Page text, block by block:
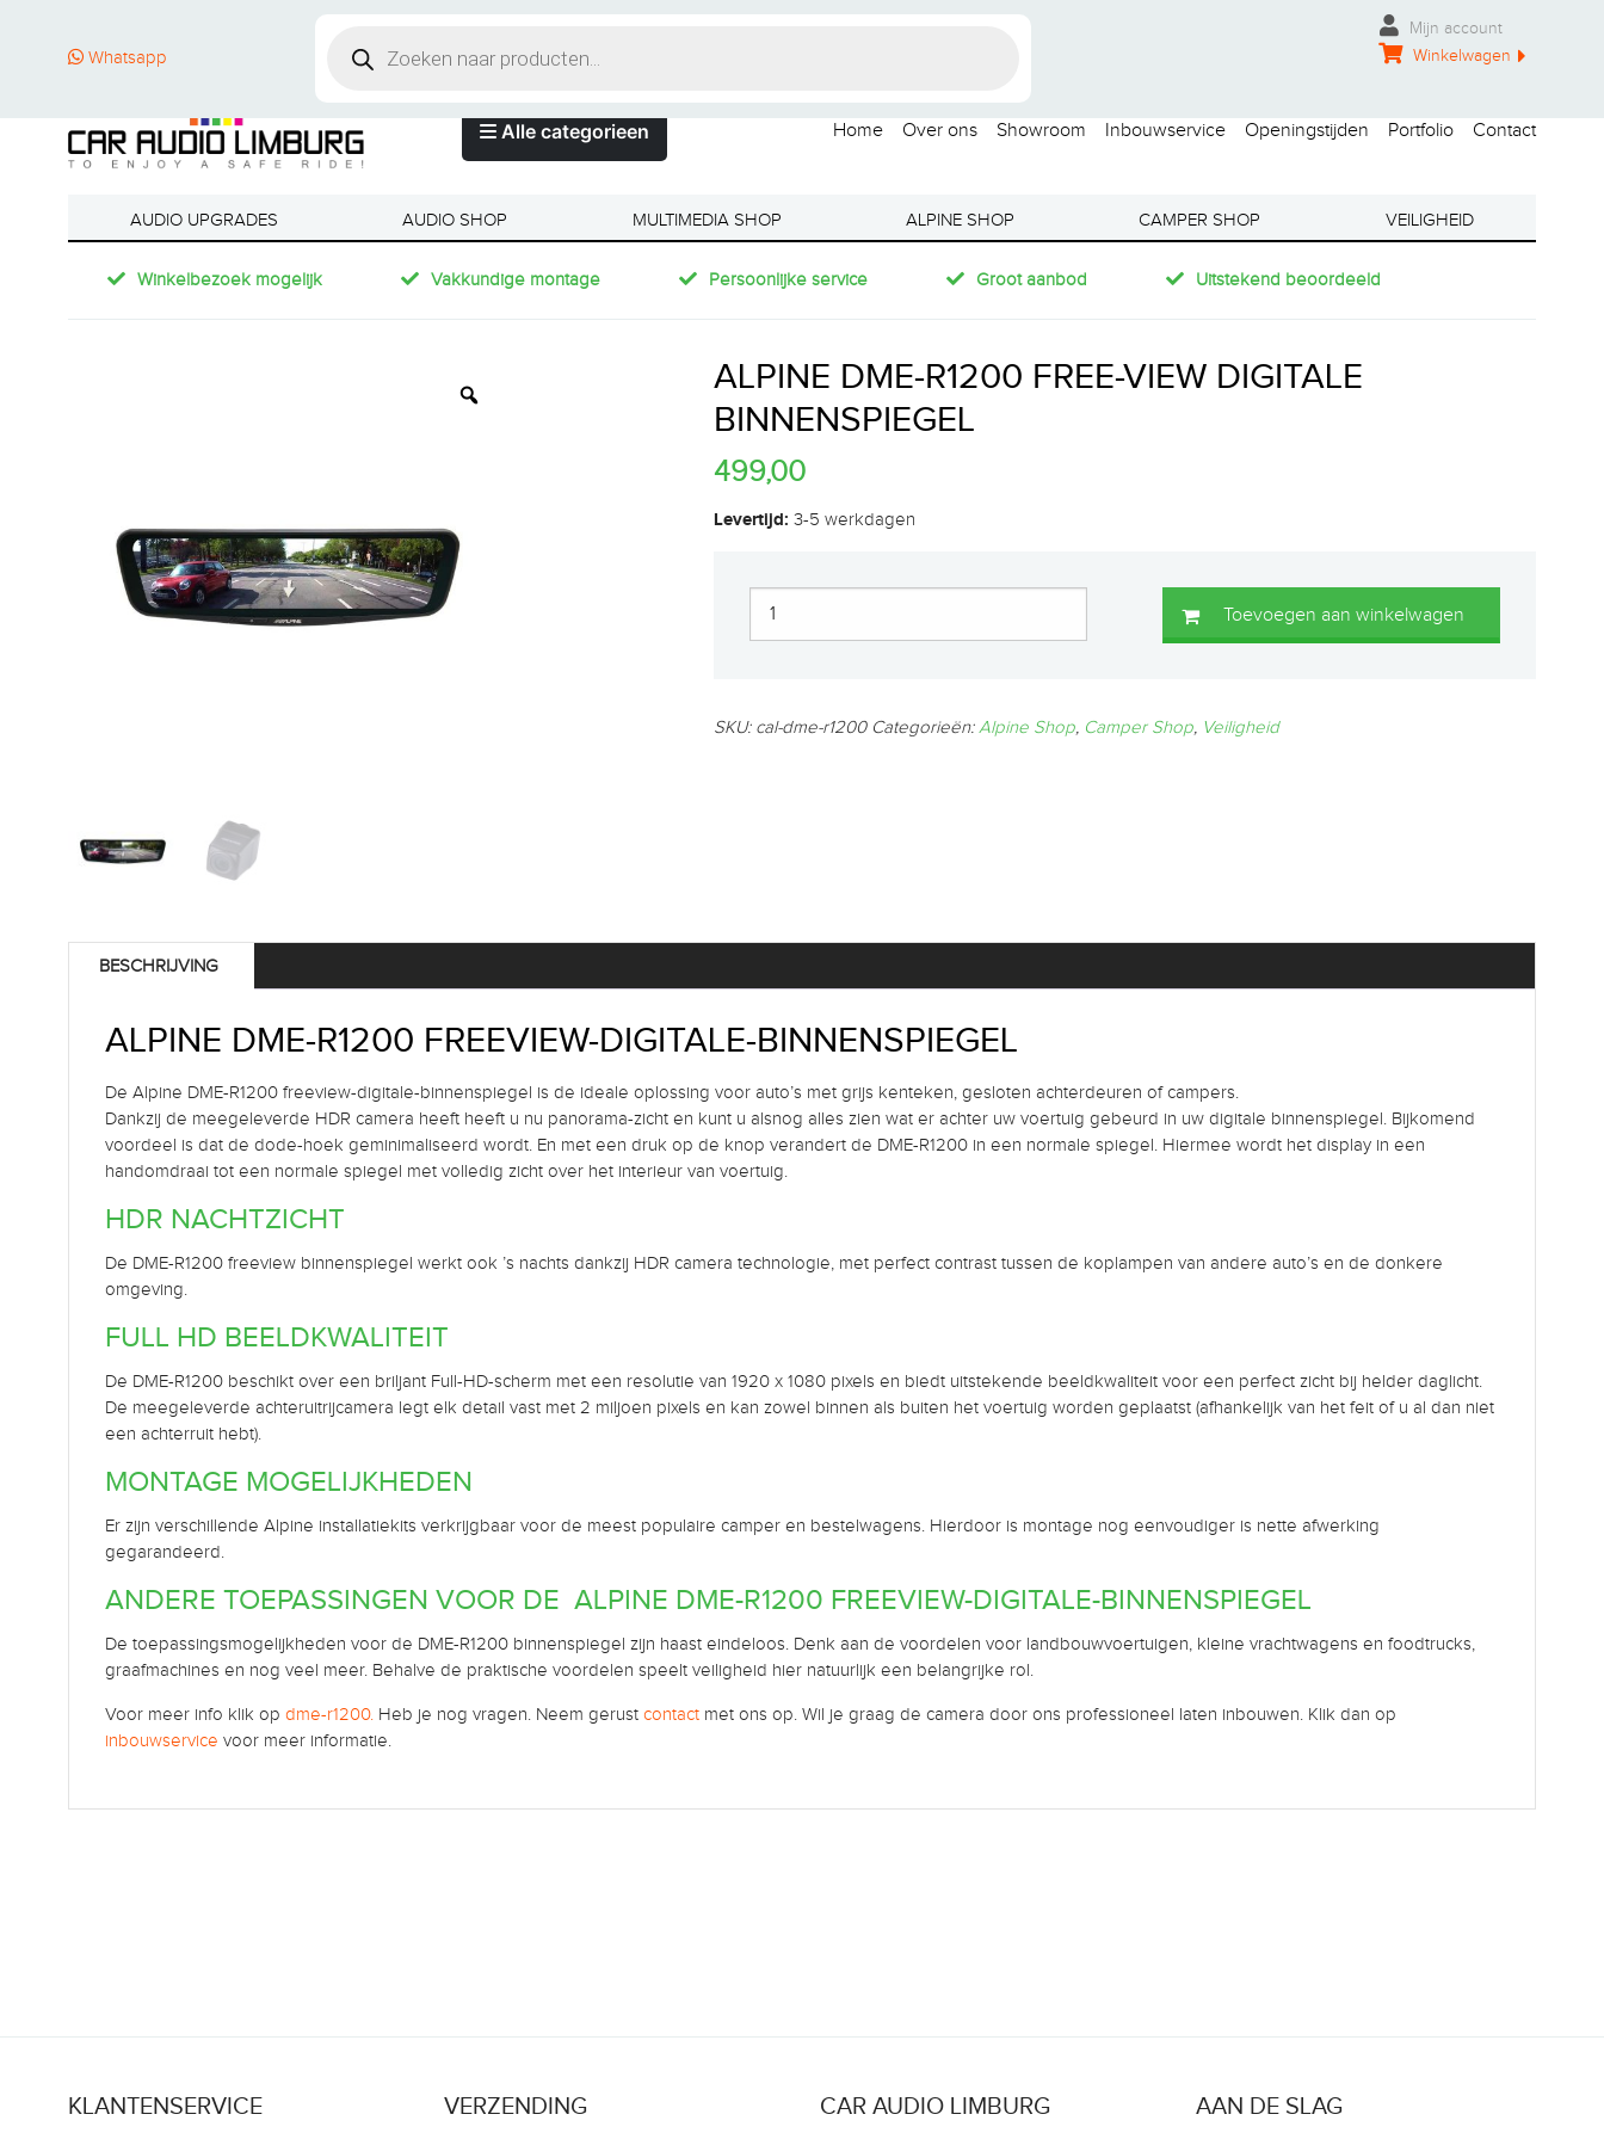
Whatsapp
Mijn account
Winkelwagen
Alle categorieen Home Over ons Showroom Inbouwservice Openingstijden Portfolio Contact
AUDIO UPGRADES AUDIO SHOP MULTIMEDIA SHOP ALPINE SHOP CAMPER SHOP VEILIGHEID
Winkelbezoek mogelijk Vakkundige montage Persoonlijke service Groot aanbod Uitstekend beoordeeld
ALPINE DME-R1200 FREE-VIEW DIGITALE
BINNENSPIEGEL
499,00
Levertijd: 3-5 werkdagen
Toevoegen aan winkelwagen
SKU: cal-dme-r1200 Categorieën:Alpine Shop, Camper Shop, Veiligheid
BESCHRIJVING
ALPINE DME-R1200 FREEVIEW-DIGITALE-BINNENSPIEGEL
De Alpine DME-R1200 freeview-digitale-binnenspiegel is de ideale oplossing voor auto’s met grijs kenteken, gesloten achterdeuren of campers.
Dankzij de meegeleverde HDR camera heeft heeft u nu panorama-zicht en kunt u alsnog alles zien wat er achter uw voertuig gebeurd in uw digitale binnenspiegel. Bijkomend
voordeel is dat de dode-hoek geminimaliseerd wordt. En met een druk op de knop verandert de DME-R1200 in een normale spiegel. Hiermee wordt het display in een
handomdraai tot een normale spiegel met volledig zicht over het interieur van voertuig.
HDR NACHTZICHT
De DME-R1200 freeview binnenspiegel werkt ook ’s nachts dankzij HDR camera technologie, met perfect contrast tussen de koplampen van andere auto’s en de donkere
omgeving.
FULL HD BEELDKWALITEIT
De DME-R1200 beschikt over een briljant Full-HD-scherm met een resolutie van 1920 x 1080 pixels en biedt uitstekende beeldkwaliteit voor een perfect zicht bij helder daglicht.
De meegeleverde achteruitrijcamera legt elk detail vast met 2 miljoen pixels en kan zowel binnen als buiten het voertuig worden geplaatst (afhankelijk van het feit of u al dan niet
een achterruit hebt).
MONTAGE MOGELIJKHEDEN
Er zijn verschillende Alpine installatiekits verkrijgbaar voor de meest populaire camper en bestelwagens. Hierdoor is montage nog eenvoudiger is nette afwerking
gegarandeerd.
ANDERE TOEPASSINGEN VOOR DE ALPINE DME-R1200 FREEVIEW-DIGITALE-BINNENSPIEGEL
De toepassingsmogelijkheden voor de DME-R1200 binnenspiegel zijn haast eindeloos. Denk aan de voordelen voor landbouwvoertuigen, kleine vrachtwagens en foodtrucks,
graafmachines en nog veel meer. Behalve de praktische voordelen speelt veiligheid hier natuurlijk een belangrijke rol.
Voor meer info klik op dme-r1200. Heb je nog vragen. Neem gerust contact met ons op. Wil je graag de camera door ons professioneel laten inbouwen. Klik dan op
inbouwservice voor meer informatie.
KLANTENSERVICE VERZENDING CAR AUDIO LIMBURG AAN DE SLAG